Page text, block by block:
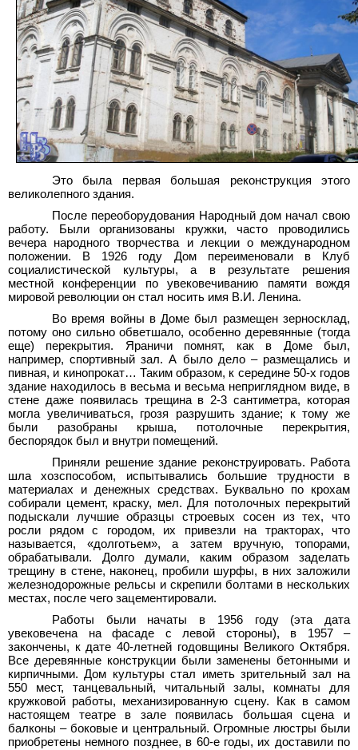
Это была первая большая реконструкция этого
великолепного здания.
После переоборудования Народный дом начал свою
работу. Были организованы кружки, часто проводились
вечера народного творчества и лекции о международном
положении. В 1926 году Дом переименовали в Клуб
социалистической культуры, а в результате решения
местной конференции по увековечиванию памяти вождя
мировой революции он стал носить имя В.И. Ленина.
Во время войны в Доме был размещен зерносклад,
потому оно сильно обветшало, особенно деревянные (тогда
еще) перекрытия. Яраничи помнят, как в Доме был,
например, спортивный зал. А было дело – размещались и
пивная, и кинопрокат… Таким образом, к середине 50-х годов
здание находилось в весьма и весьма неприглядном виде, в
стене даже появилась трещина в 2-3 сантиметра, которая
могла увеличиваться, грозя разрушить здание; к тому же
были разобраны крыша, потолочные перекрытия,
беспорядок был и внутри помещений.
Приняли решение здание реконструировать. Работа
шла хозспособом, испытывались большие трудности в
материалах и денежных средствах. Буквально по крохам
собирали цемент, краску, мел. Для потолочных перекрытий
подыскали лучшие образцы строевых сосен из тех, что
росли рядом с городом, их привезли на тракторах, что
называется, «долготьем», а затем вручную, топорами,
обрабатывали. Долго думали, каким образом заделать
трещину в стене, наконец, пробили шурфы, в них заложили
железнодорожные рельсы и скрепили болтами в нескольких
местах, после чего зацементировали.
Работы были начаты в 1956 году (эта дата
увековечена на фасаде с левой стороны), в 1957 –
закончены, к дате 40-летней годовщины Великого Октября.
Все деревянные конструкции были заменены бетонными и
кирпичными. Дом культуры стал иметь зрительный зал на
550 мест, танцевальный, читальный залы, комнаты для
кружковой работы, механизированную сцену. Как в самом
настоящем театре в зале появилась большая сцена и
балконы – боковые и центральный. Огромные люстры были
приобретены немного позднее, в 60-е годы, их доставили по